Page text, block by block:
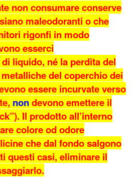
non consumare conserve
maleodoranti o che
rigonfi in modo
esserci
liquido, né la perdita del
del coperchio dei
essere incurvate verso
nondevono emettere il
Il prodotto all’interno
colore od odore
che dal fondo salgono
questi casi, eliminare il